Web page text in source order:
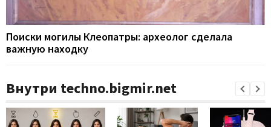
Поиски могилы Клеопатры: археолог сделала
важную находку
Внутри techno.bigmir.net